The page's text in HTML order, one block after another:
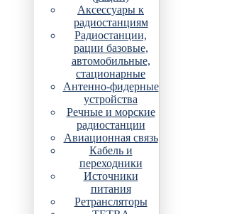
Аксессуары к
радиостанциям
Радиостанции,
рации базовые,
автомобильные,
стационарные
Антенно-фидерные
устройства
Речные и морские
радиостанции
Авиационная связь
Кабель и
переходники
Источники
питания
Ретрансляторы